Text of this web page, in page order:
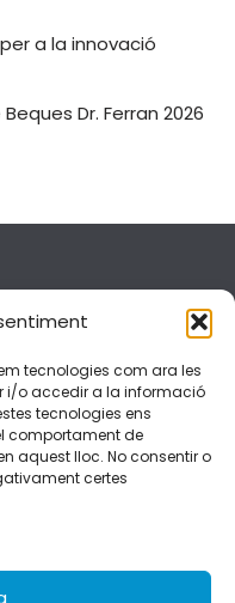
tecnologies com ara les
i/o accedir a la informació
tecnologies ens
comportament de
aquest lloc. No consentir o
certes
a la innovació
Dr. Ferran 2026
socials!